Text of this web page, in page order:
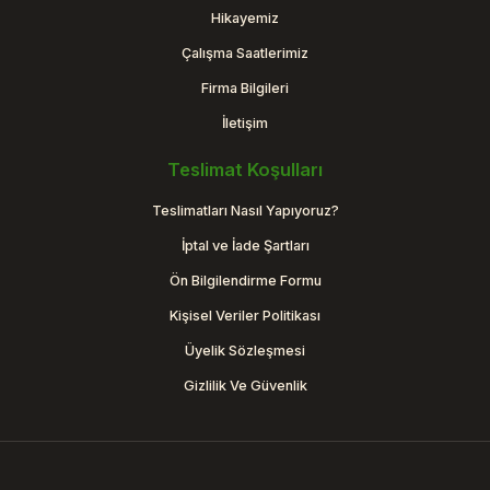
Hikayemiz
Çalışma Saatlerimiz
Firma Bilgileri
İletişim
Teslimat Koşulları
Teslimatları Nasıl Yapıyoruz?
İptal ve İade Şartları
Ön Bilgilendirme Formu
Kişisel Veriler Politikası
Üyelik Sözleşmesi
Gizlilik Ve Güvenlik